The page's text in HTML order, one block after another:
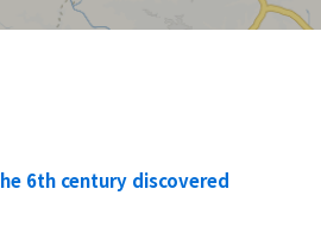
6th century discovered